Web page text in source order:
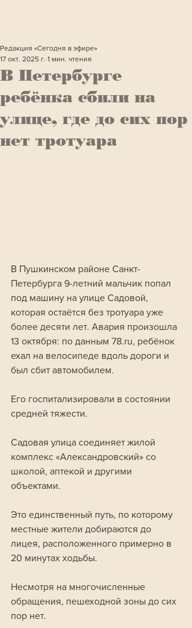
В Петербурге
ребёнка сбили на
улице, где до сих пор
нет тротуара
Редакция «Сегодня в эфире»
17 окт. 2025 г. 1 мин. чтения
В Пушкинском районе Санкт-
Петербурга 9-летний мальчик попал
под машину на улице Садовой,
которая остаётся без тротуара уже
более десяти лет. Авария произошла
13 октября: по данным 78.ru, ребёнок
ехал на велосипеде вдоль дороги и
был сбит автомобилем.
Его госпитализировали в состоянии
средней тяжести.
Садовая улица соединяет жилой
комплекс «Александровский» со
школой, аптекой и другими
объектами.
Это единственный путь, по которому
местные жители добираются до
лицея, расположенного примерно в
20 минутах ходьбы.
Несмотря на многочисленные
обращения, пешеходной зоны до сих
пор нет.